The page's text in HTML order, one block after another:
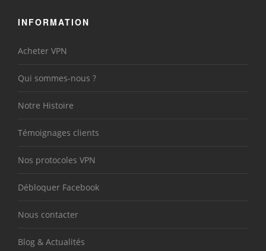
INFORMATION
Acheter VPN
Qui sommes-nous ?
Notre Histoire
Témoignages clients
Nos protocoles VPN
Débloquer Facebook
Nous contacter
Blog & Actualités